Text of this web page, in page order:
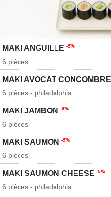
MAKI ANGUILLE -5%
6 pièces
MAKI AVOCAT
6 pièces - philadelphia
MAKI JAMBON -5%
6 pièces
MAKI SAUMON -5%
6 pièces
MAKI SAUMON CHEESE -5%
6 pièces - philadelphia